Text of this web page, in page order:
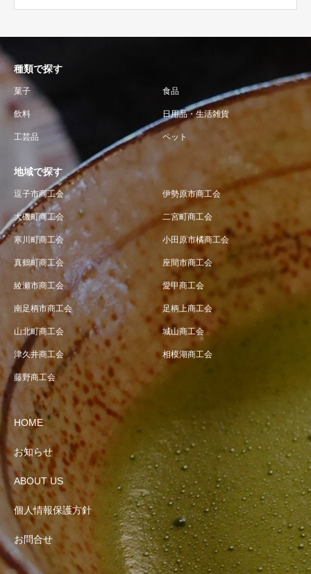
種類で探す
菓子 食品
飲料 日用品・生活雑貨
工芸品 ペット
地域で探す
逗子市商工会 伊勢原市商工会
大磯町商工会 二宮町商工会
寒川町商工会 小田原市橘商工会
真鶴町商工会 座間市商工会
綾瀬市商工会 愛甲商工会
南足柄市商工会 足柄上商工会
山北町商工会 城山商工会
津久井商工会 相模湖商工会
藤野商工会
HOME
お知らせ
ABOUT US
個人情報保護方針
お問合せ